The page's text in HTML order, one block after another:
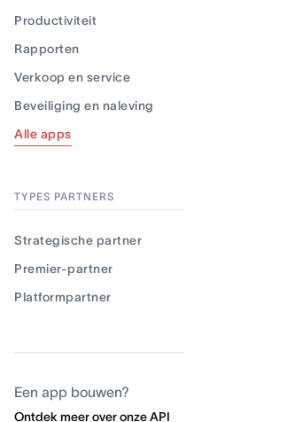
Productiviteit
Rapporten
Verkoop en service
Beveiliging en naleving
Alle apps
TYPES PARTNERS
Strategische partner
Premier-partner
Platformpartner
Een app bouwen?
Ontdek meer over onze API